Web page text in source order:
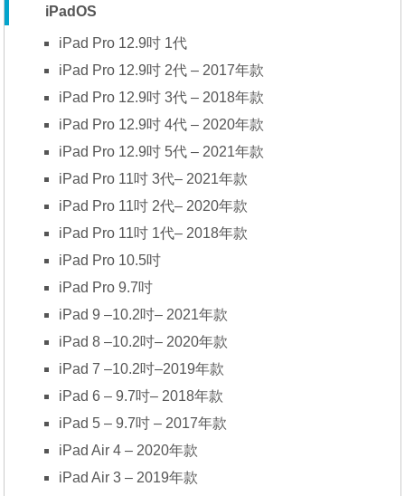
iPadOS
iPad Pro 12.9吋 1代
iPad Pro 12.9吋 2代 – 2017年款
iPad Pro 12.9吋 3代 – 2018年款
iPad Pro 12.9吋 4代 – 2020年款
iPad Pro 12.9吋 5代 – 2021年款
iPad Pro 11吋 3代– 2021年款
iPad Pro 11吋 2代– 2020年款
iPad Pro 11吋 1代– 2018年款
iPad Pro 10.5吋
iPad Pro 9.7吋
iPad 9 –10.2吋– 2021年款
iPad 8 –10.2吋– 2020年款
iPad 7 –10.2吋–2019年款
iPad 6 – 9.7吋– 2018年款
iPad 5 – 9.7吋 – 2017年款
iPad Air 4 – 2020年款
iPad Air 3 – 2019年款